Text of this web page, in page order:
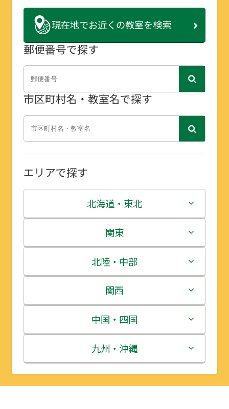
現在地でお近くの教室を検索
郵便番号で探す
市区町村名・教室名で探す
エリアで探す
北海道・東北
北海道
青森県
岩手県
宮城県
秋田県
山形県
関東
茨城県
栃木県
群馬県
埼玉県
千葉県
北陸・中部
新潟県
富山県
石川県
福井県
関西
三重県
滋賀県
京都府
中国・四国
鳥取県
島根県
九州・沖縄
福岡県